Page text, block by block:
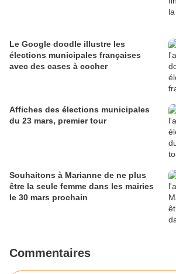
Le Google doodle illustre les
élections municipales françaises
avec des cases à cocher
Affiches des élections municipales
du 23 mars, premier tour
Souhaitons à Marianne de ne plus
être la seule femme dans les mairies
le 30 mars prochain
Commentaires